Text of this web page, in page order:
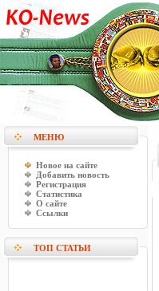
МЕНЮ
Новое на сайте
Добавить новость
Регистрация
Статистика
О сайте
Ссылки
ТОП СТАТЬИ